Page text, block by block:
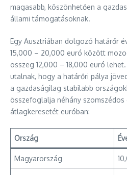
magasabb, köszönhetően a
állami támogatásoknak.
Egy Ausztriában dolgozó határőr
15,000 – 20,000 euró között
összeg 12,000 – 18,000 euró
utalnak, hogy a határőri pálya
a gazdaságilag stabilabb
összefoglalja néhány
átlagkeresetét euróban:
Ország
Magyarország